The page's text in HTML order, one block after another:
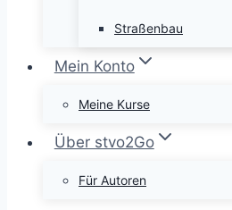
Straßenbau
Mein Konto
Meine Kurse
Über stvo2Go
Für Autoren